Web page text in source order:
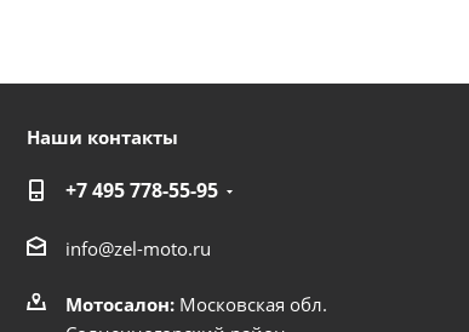
Наши контакты
+7 495 778-55-95
info@zel-moto.ru
Мотосалон: Московская обл.